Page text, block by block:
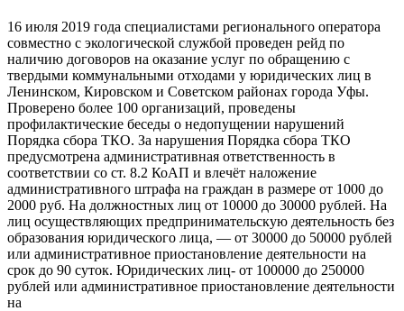
16 июля 2019 года специалистами регионального оператора
совместно с экологической службой проведен рейд по
наличию договоров на оказание услуг по обращению с
твердыми коммунальными отходами у юридических лиц в
Ленинском, Кировском и Советском районах города Уфы.
Проверено более 100 организаций, проведены
профилактические беседы о недопущении нарушений
Порядка сбора ТКО. За нарушения Порядка сбора ТКО
предусмотрена административная ответственность в
соответствии со ст. 8.2 КоАП и влечёт наложение
административного штрафа на граждан в размере от 1000 до
2000 руб. На должностных лиц от 10000 до 30000 рублей. На
лиц осуществляющих предпринимательскую деятельность без
образования юридического лица, — от 30000 до 50000 рублей
или административное приостановление деятельности на
срок до 90 суток. Юридических лиц- от 100000 до 250000
рублей или административное приостановление деятельности
на